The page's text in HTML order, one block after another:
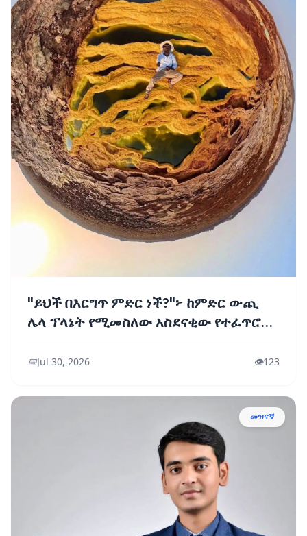
"ይህች በእርግጥ ምድር ነች?"፦ ከምድር ውጪ
ሌላ ፕላኔት የሚመስለው አስደናቂው የተፈጥሮ
ጥበብ 'ዳሎል'
📅Jul 30, 2026 👁️123
መዝናኛ